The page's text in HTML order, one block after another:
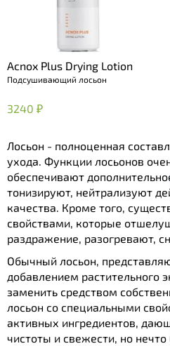
Acnox Plus Drying Lotion
Подсушивающий лосьон
3240 ₽
Лосьон - полноценная
ухода. Функции лосьонов
обеспечивают
тонизируют, нейтрализуют
качества. Кроме того,
свойствами, которые
раздражение, разогревают,
Обычный лосьон,
добавлением растительного
заменить средством
лосьон со специальными
активных ингредиентов,
чистоты и свежести, но